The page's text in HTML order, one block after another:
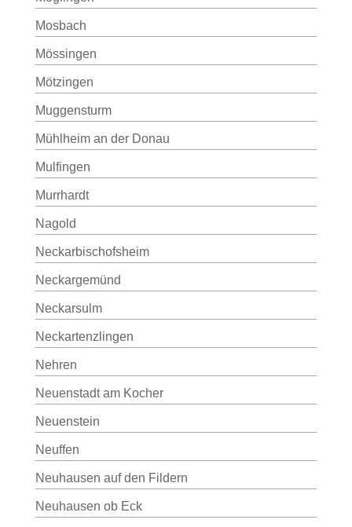
Mosbach
Mössingen
Mötzingen
Muggensturm
Mühlheim an der Donau
Mulfingen
Murrhardt
Nagold
Neckarbischofsheim
Neckargemünd
Neckarsulm
Neckartenzlingen
Nehren
Neuenstadt am Kocher
Neuenstein
Neuffen
Neuhausen auf den Fildern
Neuhausen ob Eck